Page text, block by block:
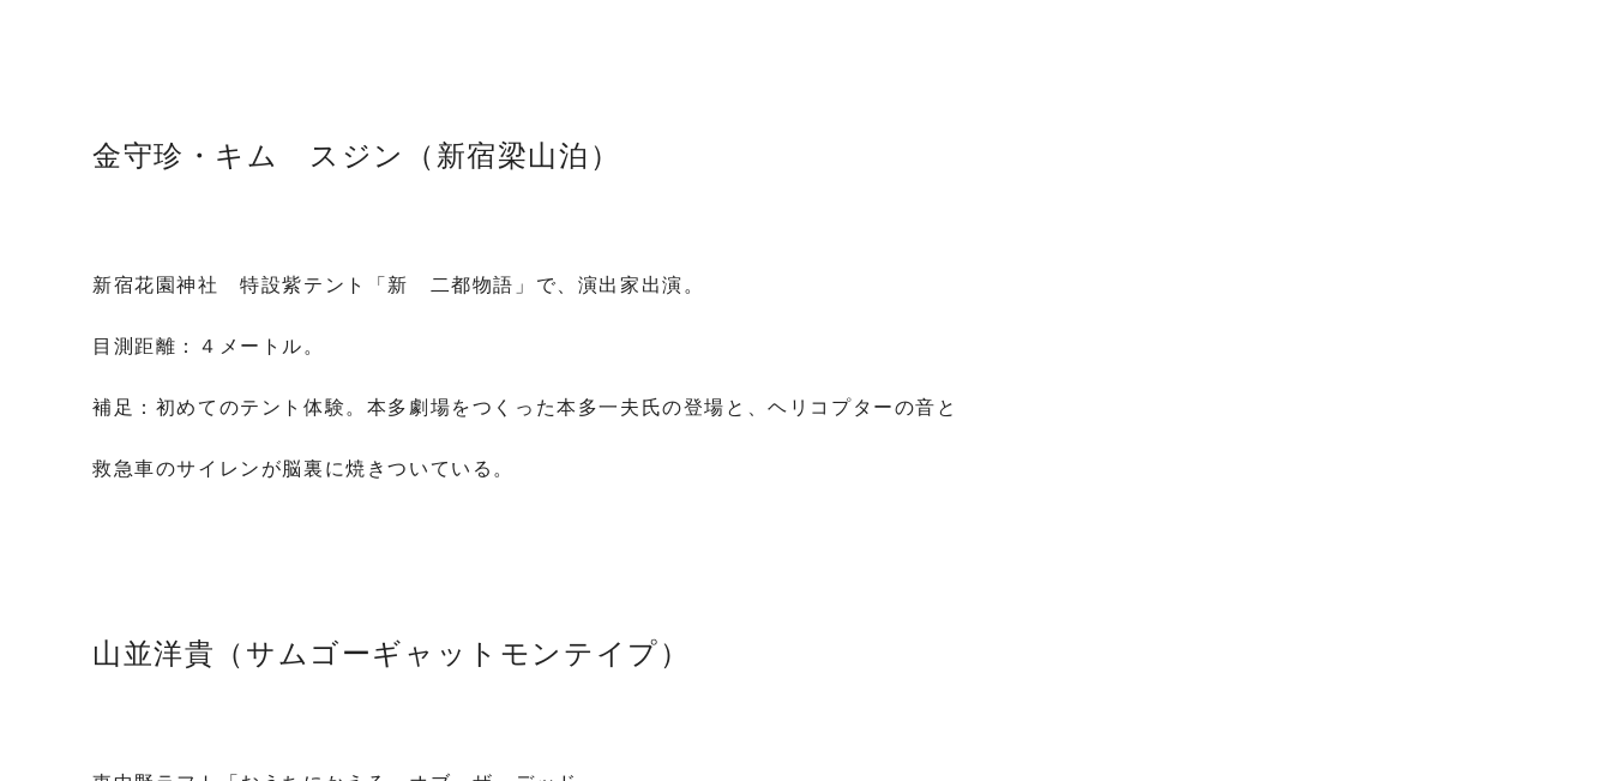
金守珍・キム スジン（新宿梁山泊）
新宿花園神社 特設紫テント「新 二都物語」で、演出家出演。
目測距離：４メートル。
補足：初めてのテント体験。本多劇場をつくった本多一夫氏の登場と、ヘリコプターの音と
救急車のサイレンが脳裏に焼きついている。
山並洋貴（サムゴーギャットモンテイプ）